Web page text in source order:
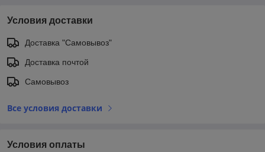
Условия доставки
Доставка "Самовывоз"
Доставка почтой
Самовывоз
Все условия доставки
Условия оплаты